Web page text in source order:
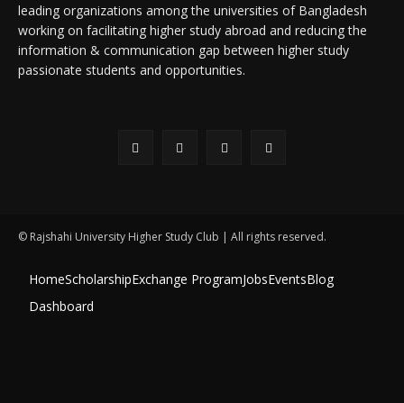
leading organizations among the universities of Bangladesh
working on facilitating higher study abroad and reducing the
information & communication gap between higher study
passionate students and opportunities.
© Rajshahi University Higher Study Club | All rights reserved.
HomeScholarshipExchange ProgramJobsEventsBlog
Dashboard